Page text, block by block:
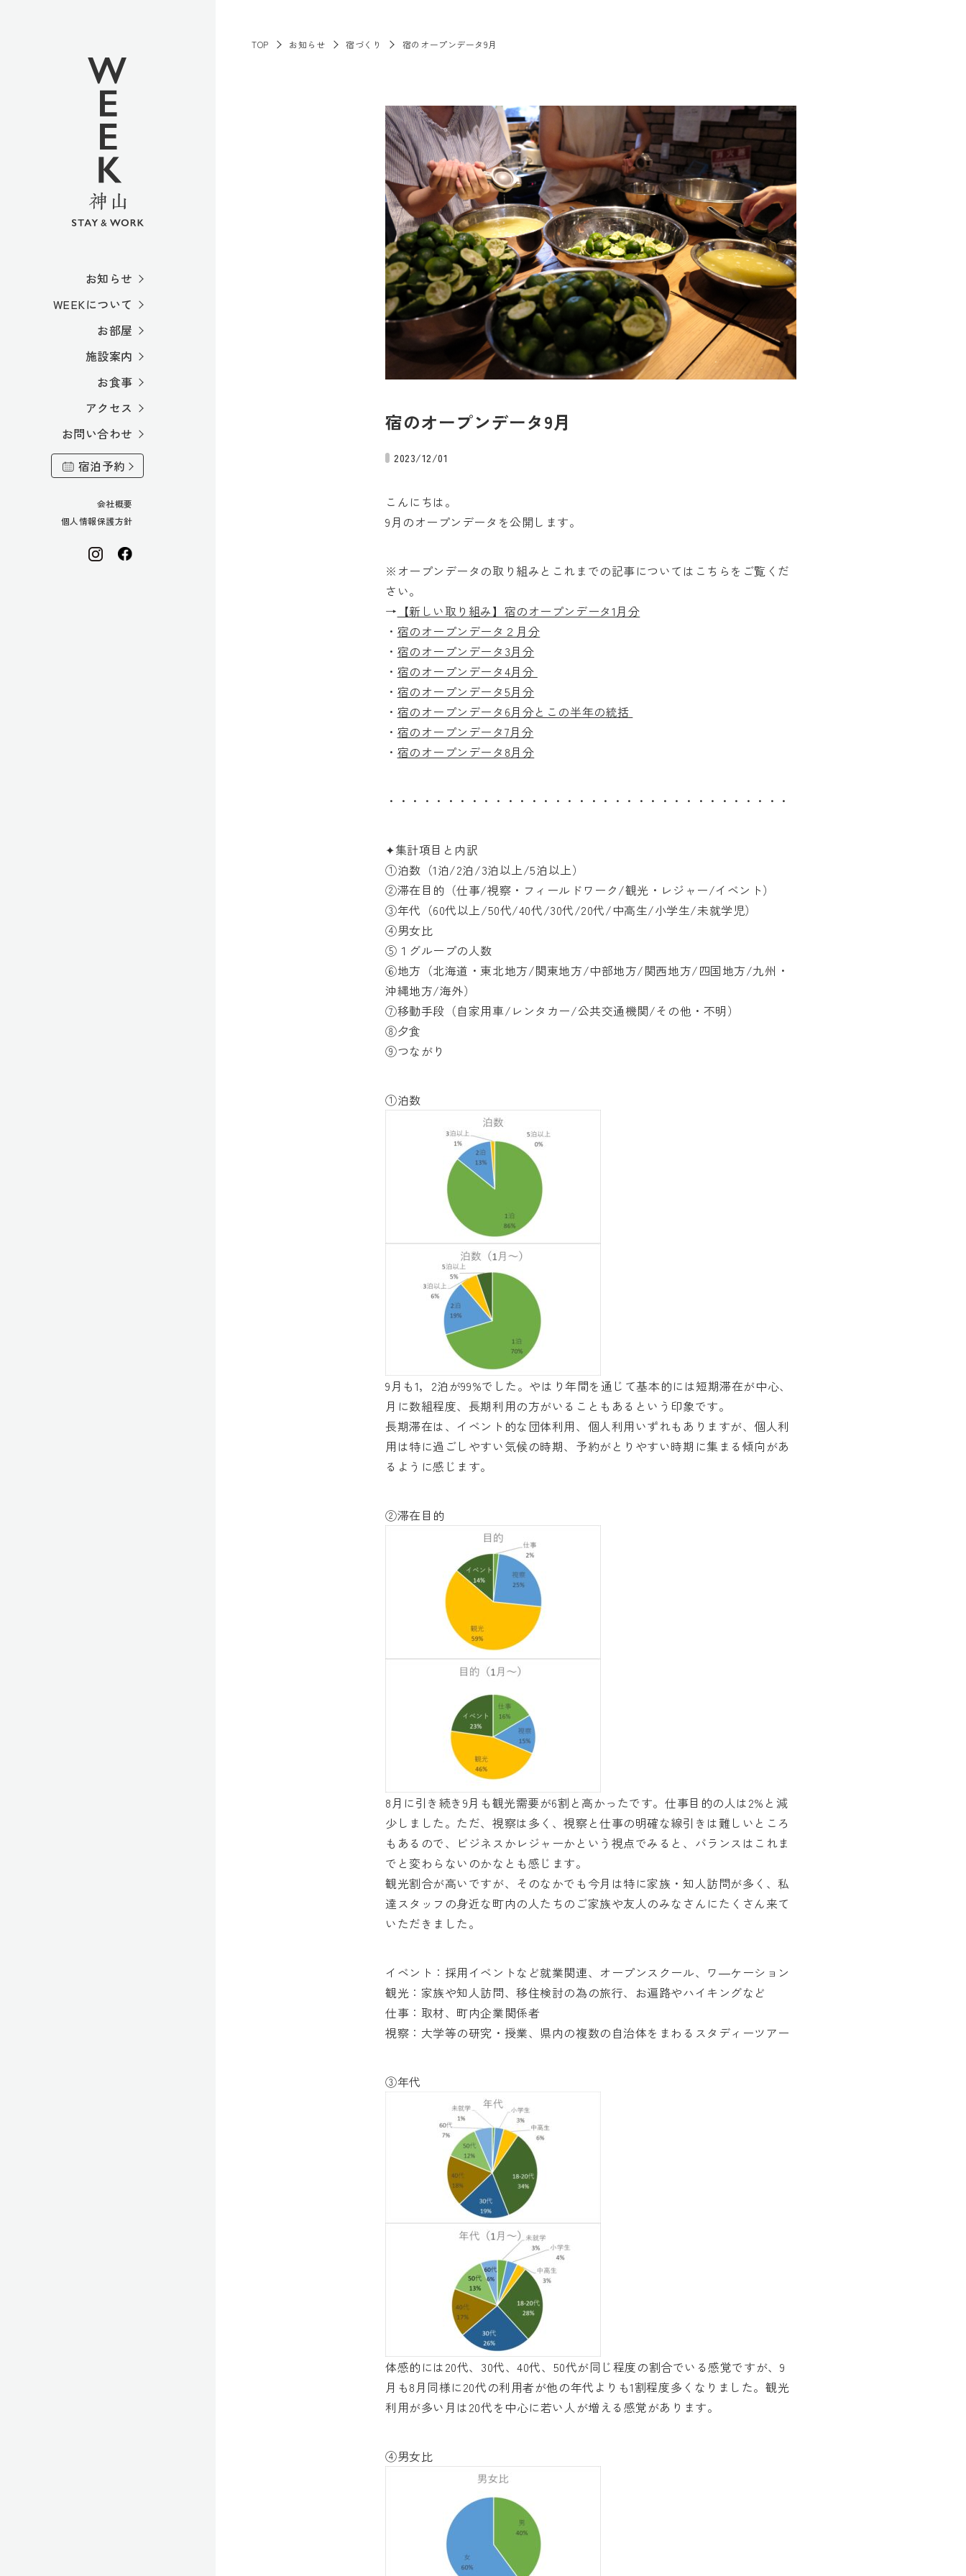
お知らせ
WEEKについて
お部屋
施設案内
お食事
アクセス
お問い合わせ
宿泊予約
会社概要
個人情報保護方針
TOP お知らせ 宿づくり 宿のオープンデータ9月
宿のオープンデータ9月
2023/12/01
こんにちは。
9月のオープンデータを公開します。
※オープンデータの取り組みとこれまでの記事についてはこちらをご覧くだ
さい。
→ 【新しい取り組み】宿のオープンデータ1月分
・ 宿のオープンデータ２月分
・ 宿のオープンデータ3月分
・ 宿のオープンデータ4月分
・ 宿のオープンデータ5月分
・ 宿のオープンデータ6月分とこの半年の統括
・ 宿のオープンデータ7月分
・ 宿のオープンデータ8月分
・・・・・・・・・・・・・・・・・・・・・・・・・・・・・・・・・・
✦集計項目と内訳
①泊数（1泊/2泊/3泊以上/5泊以上）
②滞在目的（仕事/視察・フィールドワーク/観光・レジャー/イベント）
③年代（60代以上/50代/40代/30代/20代/中高生/小学生/未就学児）
④男女比
⑤１グループの人数
⑥地方（北海道・東北地方/関東地方/中部地方/関西地方/四国地方/九州・
沖縄地方/海外）
⑦移動手段（自家用車/レンタカー/公共交通機関/その他・不明）
⑧夕食
⑨つながり
①泊数
9月も1，2泊が99%でした。やはり年間を通じて基本的には短期滞在が中心、
月に数組程度、長期利用の方がいることもあるという印象です。
長期滞在は、イベント的な団体利用、個人利用いずれもありますが、個人利
用は特に過ごしやすい気候の時期、予約がとりやすい時期に集まる傾向があ
るように感じます。
②滞在目的
8月に引き続き9月も観光需要が6割と高かったです。仕事目的の人は2%と減
少しました。ただ、視察は多く、視察と仕事の明確な線引きは難しいところ
もあるので、ビジネスかレジャーかという視点でみると、バランスはこれま
でと変わらないのかなとも感じます。
観光割合が高いですが、そのなかでも今月は特に家族・知人訪問が多く、私
達スタッフの身近な町内の人たちのご家族や友人のみなさんにたくさん来て
いただきました。
イベント：採用イベントなど就業関連、オープンスクール、ワ―ケーション
観光：家族や知人訪問、移住検討の為の旅行、お遍路やハイキングなど
仕事：取材、町内企業関係者
視察：大学等の研究・授業、県内の複数の自治体をまわるスタディーツアー
③年代
体感的には20代、30代、40代、50代が同じ程度の割合でいる感覚ですが、9
月も8月同様に20代の利用者が他の年代よりも1割程度多くなりました。観光
利用が多い月は20代を中心に若い人が増える感覚があります。
④男女比